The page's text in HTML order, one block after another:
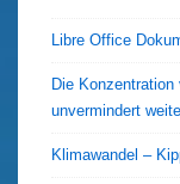
Libre Office
Die
unvermindert
Klimawandel –